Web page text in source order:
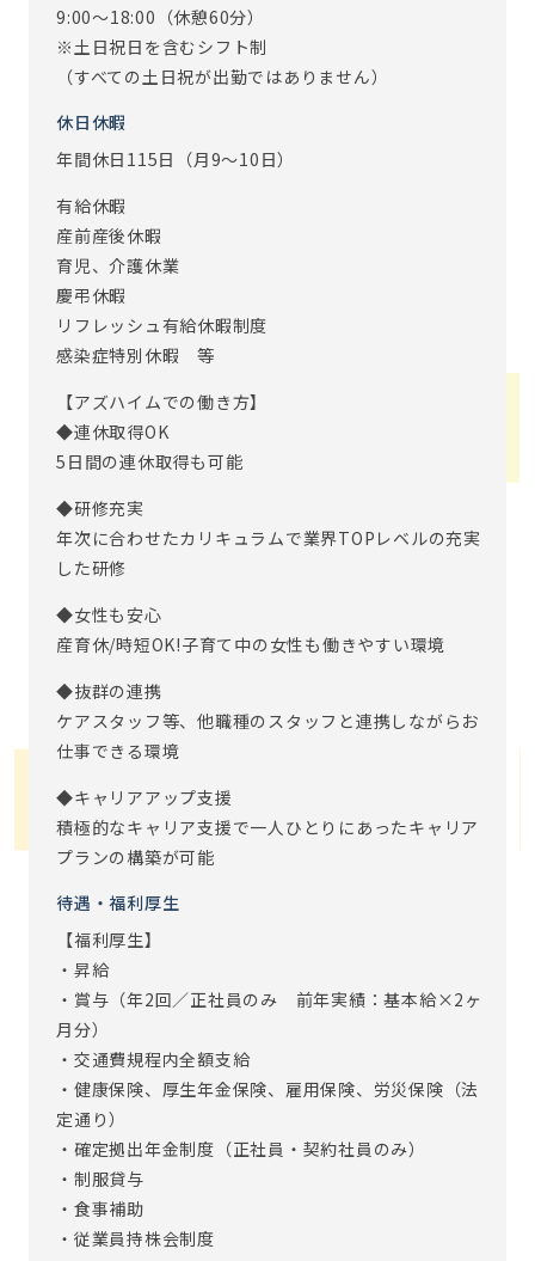
9:00～18:00（休憩60分）
※土日祝日を含むシフト制
（すべての土日祝が出勤ではありません）
休日休暇
年間休日115日（月9～10日）
有給休暇
産前産後休暇
育児、介護休業
慶弔休暇
リフレッシュ有給休暇制度
感染症特別休暇 等
【アズハイムでの働き方】
◆連休取得OK
5日間の連休取得も可能
◆研修充実
年次に合わせたカリキュラムで業界TOPレベルの充実
した研修
◆女性も安心
産育休/時短OK!子育て中の女性も働きやすい環境
◆抜群の連携
ケアスタッフ等、他職種のスタッフと連携しながらお
仕事できる環境
◆キャリアアップ支援
積極的なキャリア支援で一人ひとりにあったキャリア
プランの構築が可能
待遇・福利厚生
【福利厚生】
・昇給
・賞与（年2回／正社員のみ 前年実績：基本給×2ヶ
月分）
・交通費規程内全額支給
・健康保険、厚生年金保険、雇用保険、労災保険（法
定通り）
・確定拠出年金制度（正社員・契約社員のみ）
・制服貸与
・食事補助
・従業員持株会制度